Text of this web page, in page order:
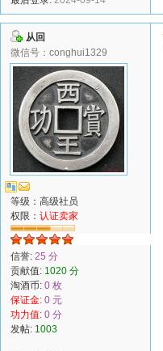
从回
微信号：conghui1329
等级：高级社员
权限： 认证卖家
信誉: 25 分
贡献值: 1020 分
淘酒币: 0 枚
保证金: 0 元
功力值: 0 分
发帖: 1003